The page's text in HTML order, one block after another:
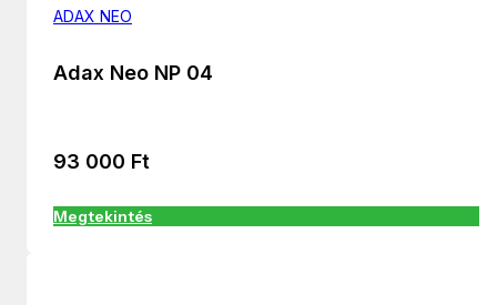
ADAX NEO
Adax Neo NP 04
93 000 Ft
Megtekintés